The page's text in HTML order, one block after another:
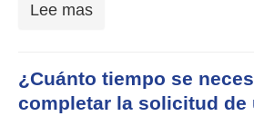
Lee mas
¿Cuánto tiempo se
completar la solicitud de